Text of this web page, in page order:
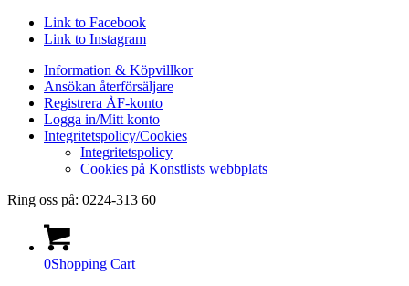
Link to Facebook
Link to Instagram
Information & Köpvillkor
Ansökan återförsäljare
Registrera ÅF-konto
Logga in/Mitt konto
Integritetspolicy/Cookies
Integritetspolicy
Cookies på Konstlists webbplats
Ring oss på: 0224-313 60
0Shopping Cart